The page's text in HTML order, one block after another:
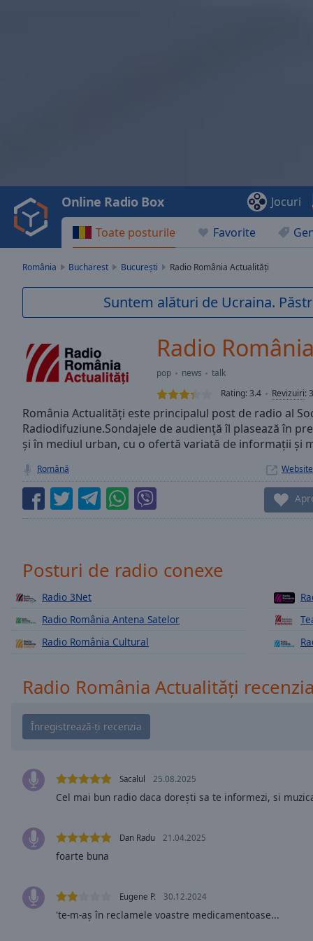
Video
Play
Backward
Skip
Current
Loaded:
0.00%
TypeLIVE
Seek to
live,
currently
LIVE
Remaining
Playback
Rate
Chapters
Chapters
descriptions
off
selected
Subtitles
subtitles
settings,
opens
settings
dialog
subtitles
selected
Toate posturile Favorite
Online Radio Box Jocuri
România Bucharest București Radio România Actualități
Suntem alături de Ucraina.
Radio
pop news
talk
Rating:3.4 Revizuiri:
România Actualităţi este principalul post de radio al
Radiodifuziune.Sondajele de audienţă îl plasează în
şi în mediul urban, cu o ofertă variată de informaţii şi
Română Website
Posturi de radio conexe
Radio 3Net
Radio România Antena Satelor
Radio România Cultural
Radio România Actualități recenzia
Sacalul 25.08.2025
Cel mai bun radio daca dorești sa te informezi, si
Dan Radu 21.04.2025
foarte buna
Eugene P. 30.12.2024
'te-m-aș în reclamele voastre medicamentoase...